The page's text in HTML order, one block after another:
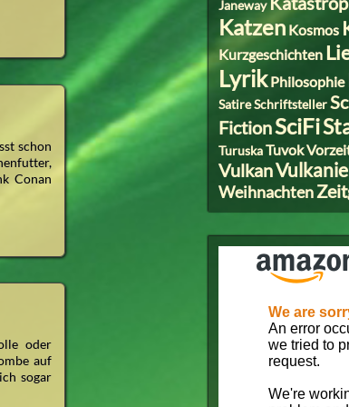
schon
Conan
oder
auf
sogar
Janeway
Katzen Kosmos
Kurzgeschichten
LyrikPhilosophie
SatireSchriftsteller
FictionSciFi
Turuska Tuvok
Vulkan
Weihnachten